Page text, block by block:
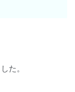
た。